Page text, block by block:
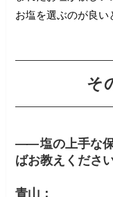
お塩を選ぶのが良い
そ
―― 塩の上手な
ばお教えください
青山：